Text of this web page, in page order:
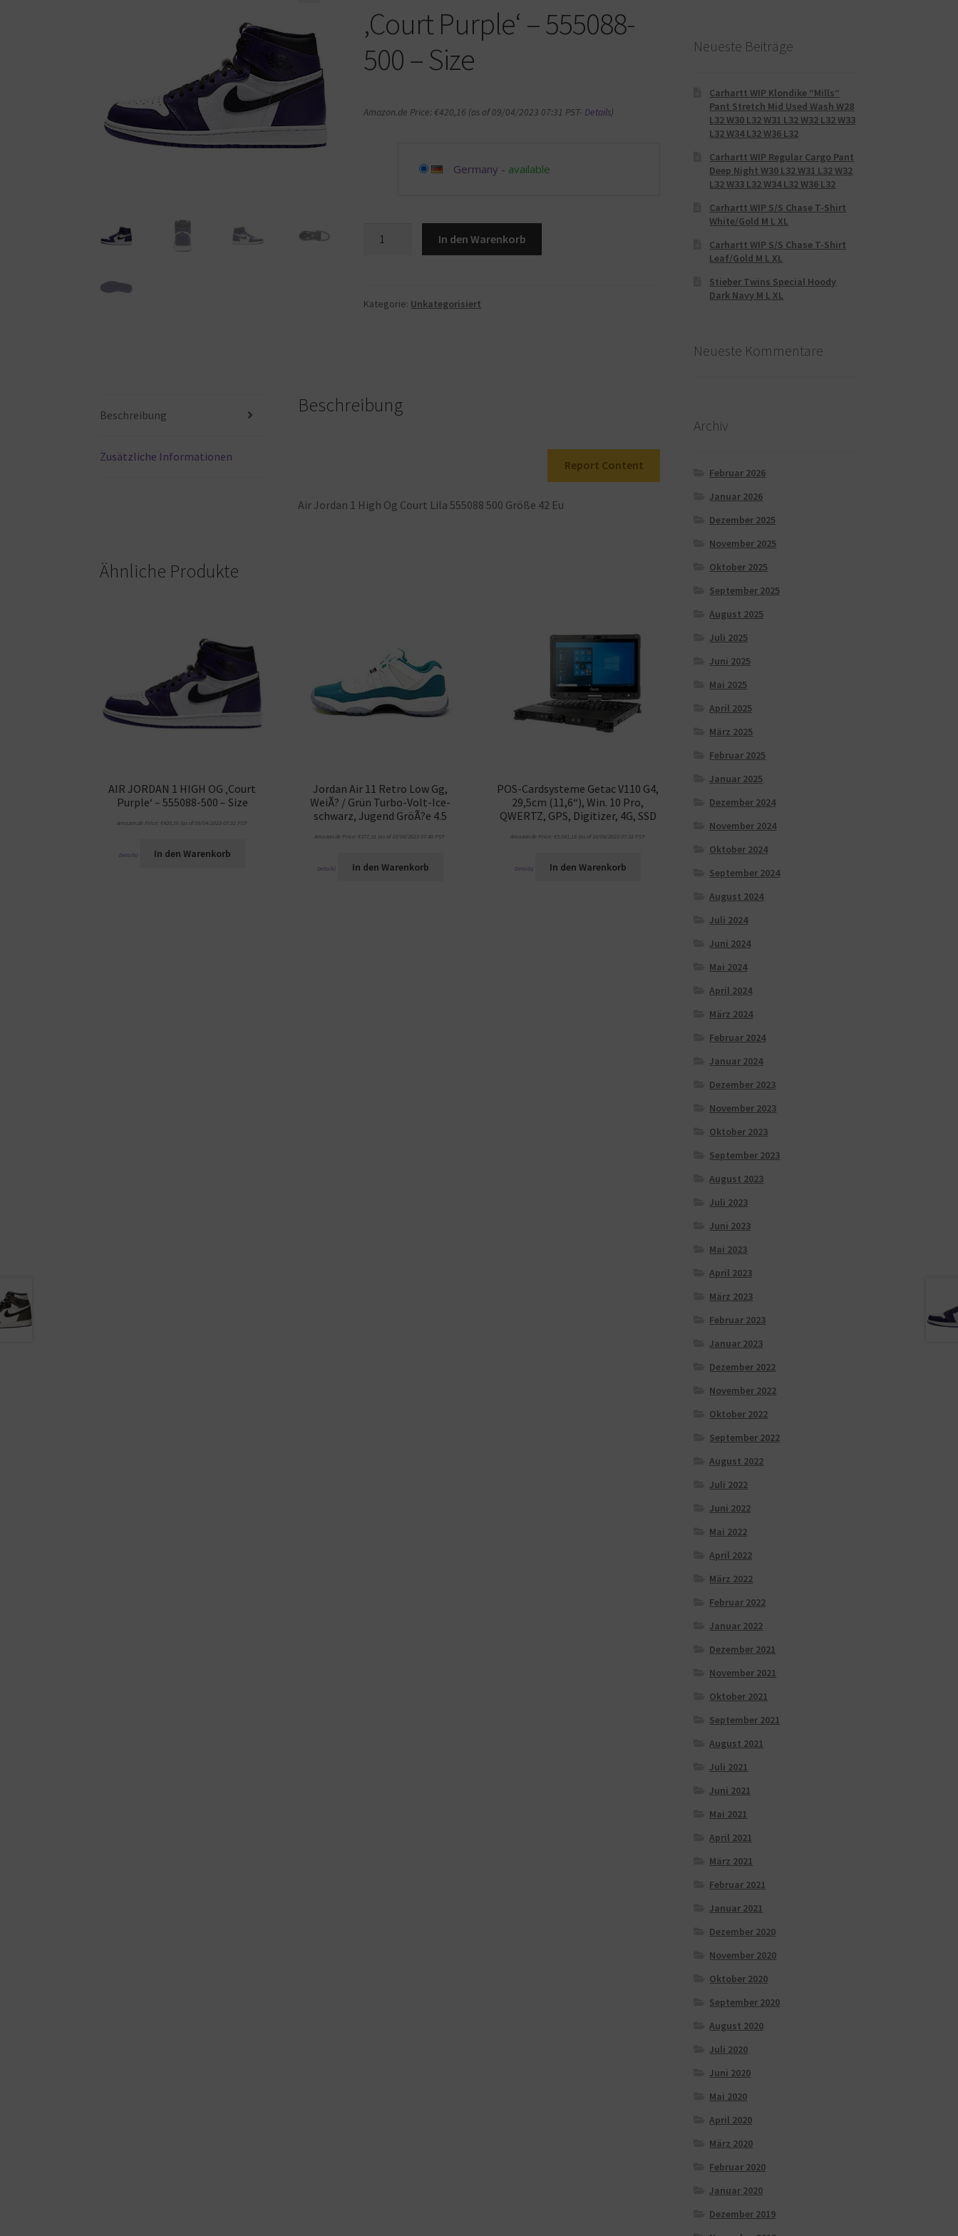
‚Court Purple‘ – 555088-
500 – Size
Amazon.de Price: €420,16 (as of 09/04/2023 07:31 PST- Details)
Germany - available
OG
-
In den Warenkorb
Kategorie: Unkategorisiert
Beschreibung
Zusätzliche Informationen
Beschreibung
Report Content
Air Jordan 1 High Og Court Lila 555088 500 Größe 42 Eu
Ähnliche Produkte
AIR JORDAN 1 HIGH OG ‚Court
Purple‘ – 555088-500 – Size
Amazon.de Price: €420,16(as of 09/04/2023 07:31 PST-
Details In den Warenkorb
Jordan Air 11 Retro Low Gg,
WeiÃ? / Grün Turbo-Volt-Ice-
schwarz, Jugend GröÃ?e 4.5
Amazon.de Price: € 377,31 (as of 10/04/2023 07:40 PST-
Details) In den Warenkorb
POS-Cardsysteme Getac V110 G4,
29,5cm (11,6“), Win. 10 Pro,
QWERTZ, GPS, Digitizer, 4G, SSD
Amazon.de Price: €5.041,18(as of 10/04/2023 07:32 PST-
Details In den Warenkorb
Neueste Beiträge
Carhartt WIP Klondike “Mills“
Pant Stretch Mid Used Wash W28
L32 W30 L32 W31 L32 W32 L32 W33
L32 W34 L32 W36 L32
Carhartt WIP Regular Cargo Pant
Deep Night W30 L32 W31 L32 W32
L32 W33 L32 W34 L32 W36 L32
Carhartt WIP S/S Chase T-Shirt
White/Gold M L XL
Carhartt WIP S/S Chase T-Shirt
Leaf/Gold M L XL
Stieber Twins Special Hoody
Dark Navy M L XL
Neueste Kommentare
Archiv
Februar 2026
Januar 2026
Dezember 2025
November 2025
Oktober 2025
September 2025
August 2025
Juli 2025
Juni 2025
Mai 2025
April 2025
März 2025
Februar 2025
Januar 2025
Dezember 2024
November 2024
Oktober 2024
September 2024
August 2024
Juli 2024
Juni 2024
Mai 2024
April 2024
März 2024
Februar 2024
Januar 2024
Dezember 2023
November 2023
Oktober 2023
September 2023
August 2023
Juli 2023
Juni 2023
Mai 2023
April 2023
März 2023
Februar 2023
Januar 2023
Dezember 2022
November 2022
Oktober 2022
September 2022
August 2022
Juli 2022
Juni 2022
Mai 2022
April 2022
März 2022
Februar 2022
Januar 2022
Dezember 2021
November 2021
Oktober 2021
September 2021
August 2021
Juli 2021
Juni 2021
Mai 2021
April 2021
März 2021
Februar 2021
Januar 2021
Dezember 2020
November 2020
Oktober 2020
September 2020
August 2020
Juli 2020
Juni 2020
Mai 2020
April 2020
März 2020
Februar 2020
Januar 2020
Dezember 2019